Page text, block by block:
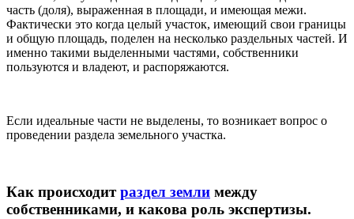
часть (доля), выраженная в площади, и имеющая межи.
Фактически это когда целый участок, имеющий свои границы
и общую площадь, поделен на несколько раздельных частей. И
именно такими выделенными частями, собственники
пользуются и владеют, и распоряжаются.
Если идеальные части не выделены, то возникает вопрос о
проведении раздела земельного участка.
Как происходитраздел земли между
собственниками, и какова роль экспертизы.